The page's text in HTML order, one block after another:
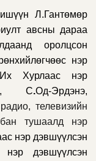
Л.Гантөмөр
авсны дараа
оролцсон
нэр
Хурлаас нэр
С.Од-Эрдэнэ,
телевизийн
тушаалд нэр
нэр дэвшүүлсэн
дэвшүүлсэн